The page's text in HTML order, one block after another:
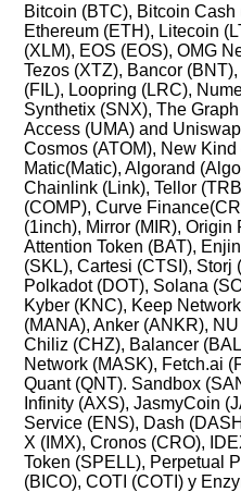
Bitcoin (BTC), Bitcoin
Ethereum (ETH), Litecoin
(XLM), EOS (EOS), OMG
Tezos (XTZ), Bancor
(FIL), Loopring (LRC),
Synthetix (SNX), The
Access (UMA) and
Cosmos (ATOM), New
Matic(Matic), Algorand
Chainlink (Link), Tellor
(COMP), Curve
(1inch), Mirror (MIR), Origin
Attention Token (BAT),
(SKL), Cartesi (CTSI), Storj
Polkadot (DOT), Solana
Kyber (KNC), Keep
(MANA), Anker (ANKR),
Chiliz (CHZ), Balancer
Network (MASK), Fetch.ai
Quant (QNT). Sandbox
Infinity (AXS), JasmyCoin
Service (ENS), Dash
X (IMX), Cronos (CRO),
Token (SPELL), Perpetual
(BICO), COTI (COTI) y